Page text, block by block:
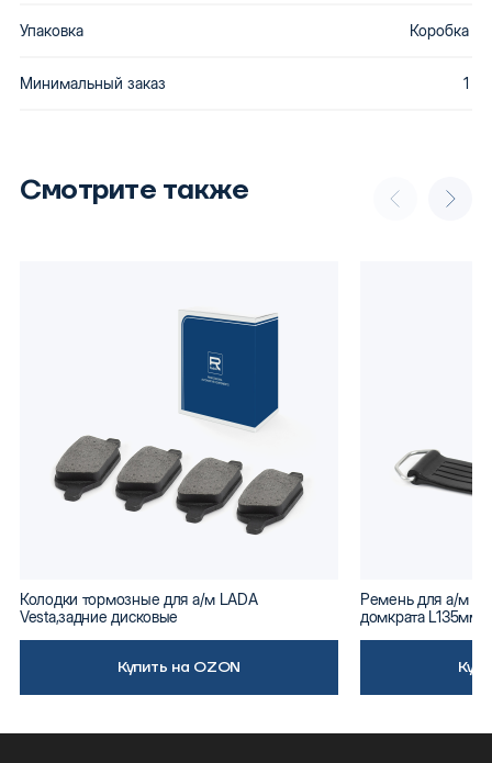
Упаковка Коробка
Минимальный заказ 1
Смотрите также
Колодки тормозные для а/м LADA
Vesta,задние дисковые
Купить на OZON
Ремень для а/м
домкрата L135мм